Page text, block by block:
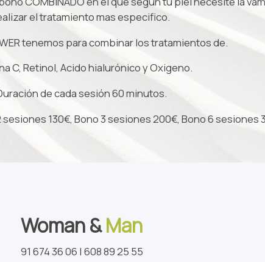
el tratamiento mas especifico.
tenemos para combinar los tratamientos de.
C, Retinol, Acido hialurónico y Oxigeno.
de cada sesión 60 minutos.
130€, Bono 3 sesiones 200€, Bono 6 sesiones
Woman &Man
91 674 36 06 | 608 89 25 55